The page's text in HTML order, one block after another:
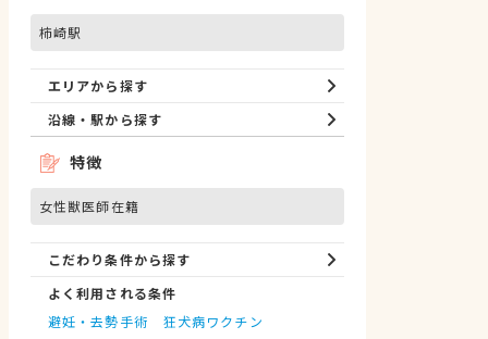
柿崎駅
エリアから探す
沿線・駅から探す
特徴
女性獣医師在籍
こだわり条件から探す
よく利用される条件
避妊・去勢手術
狂犬病ワクチン